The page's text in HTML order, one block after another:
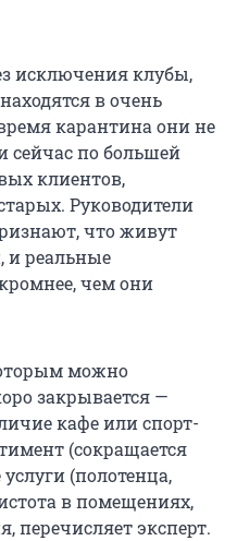
исключения клубы,
в очень
карантина они не
по большей
клиентов,
Руководители
что живут
и реальные
чем они
можно
закрывается —
кафе или спорт-
(сокращается
(полотенца,
в помещениях,
перечисляет эксперт.